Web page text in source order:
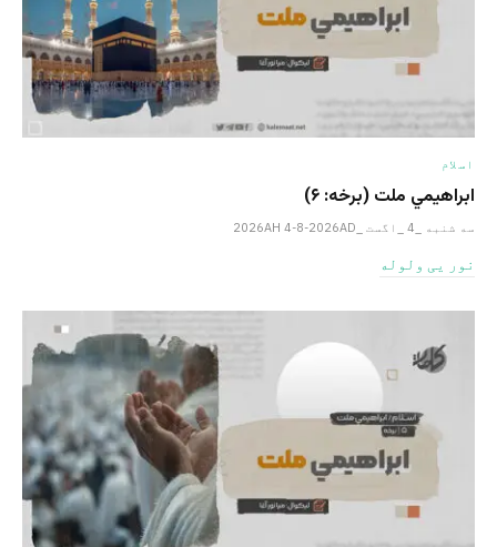
اسلام
ابراهيمي ملت (برخه: ۶)
سه شنبه _4 _اگست _2026AH 4-8-2026AD
نور یی ولوله